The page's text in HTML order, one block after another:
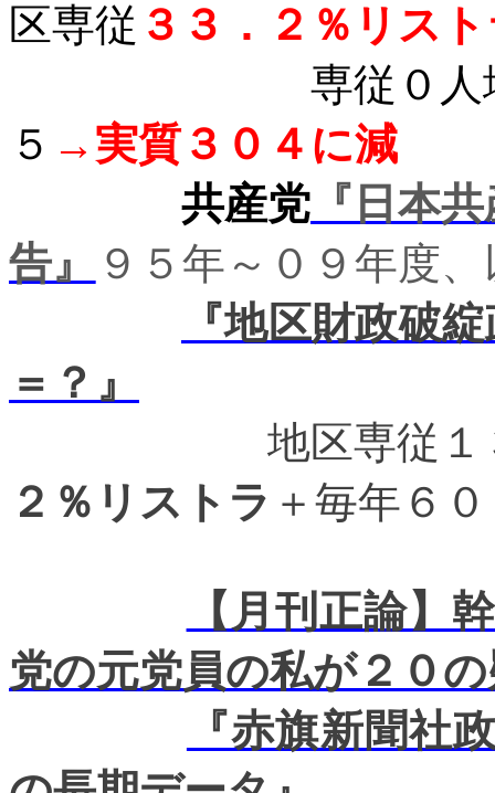
区専従 ３３．２％リス
専従０人
５ →実質３０４に減
共産党 『日本
告』
９５年～０９年度
『地区財政破
＝？』
地区専従
２％リストラ ＋毎年６
【月刊正論】
党の元党員の私が２０
『赤旗新聞社